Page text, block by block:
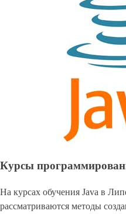
Курсы
На курсах обучения Java в
рассматриваются методы